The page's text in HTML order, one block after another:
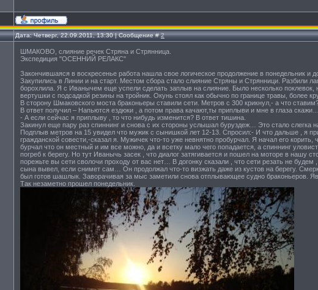
Дата: Четверг, 22.09.2011, 13:30 | Сообщение #2
ШМАКОВО, слияние речек Стряна и Стрянница.
Экспедиция "ОСЕННИЙ РЕЛАКС"
Закончившаяся в воскресенье работа нашла свое логическое продолжение в понедельник
Закупились в Линии и на старт. Местом сбора стало слияние Стряны и Стрянници. Разбили
борохлила. Я с Иванычем еще успели сделать заплыв на слияние. Было несколько
вертушки с подсадкой резины на тройник. Окунь стоял как обычно по границе травы, более
В сторону Шмаковского моста браконьеры ставили сети. Метров с 300 крикнул,- а что
В ответ получил – Напьются ездюки , а потом права качают,ты приплыви и мне в глаза скажи…
- А если сейчас я приплыву , то что нибудь изменится? В ответ тишина.
Закинул еще пару раз спиннинг и снова с их стороны услышал буруздеж… Это стало слегка
Подплыв метров на 15 увидел что мужик с сынишкой лет 12-13. Спросил:- И что дальше , я
гражданской совести,-сказал я. Мужичек что-то уже невнятно пробурчал. Я начал его
бурчал что он местный и им все можно, да и всетку мало чего попадается, а спиннинг
погреб к берегу. Но тут Иванычь засек , что диалог затягивается и пошел на моторе в нашу
порежьте вы сети сволочи проходу от вас нет… В догонку сказали , что сети резать не
сына вывел, если снимет сам… Он продолжал что-то визжать даже из кустов на берегу.
был готов шашлык. Заворачивая за мыс заметили снова отплывающее судно браконьеров.
Так незаметно прошел понедельник.